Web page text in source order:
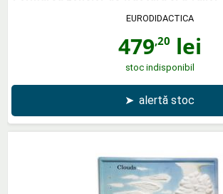
EURODIDACTICA
479,20 lei
stoc indisponibil
➤ alertă stoc